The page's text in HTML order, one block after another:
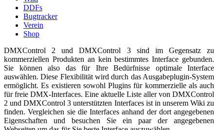
DDFs
Bugtracker
Verein
Shop
DMXControl 2 und DMXControl 3 sind im Gegensatz zu
kommerziellen Produkten an kein bestimmtes Interface gebunden.
Sie können also das für Ihre Bedürfnisse optimale Interface
auswählen. Diese Flexibilität wird durch das Ausgabeplugin-System
ermöglicht. Es existieren sowohl Plugins für kommerzielle als auch
für freie DMX-Interfaces. Eine aktuelle Liste aller von DMXControl
2 und DMXControl 3 unterstützten Interfaces ist in unserem Wiki zu
finden. Vergleichen sie die Interfaces anhand der dort angegebenen
Eigenschaften und besuchen Sie ein paar der angegebenen